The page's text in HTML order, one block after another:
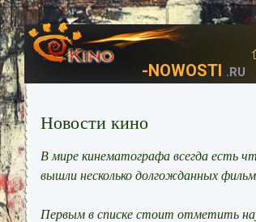
-NOWOSTI .RU
Новости кино
В мире кинематографа всегда есть
вышли несколько долгожданных
Первым в списке стоит отметить